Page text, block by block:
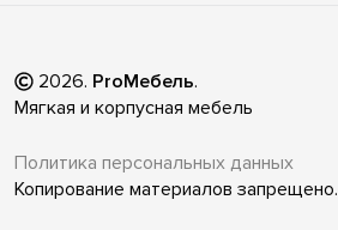
2026. ProМебель.
Мягкая и корпусная мебель
Политика персональных данных
Копирование материалов запрещено.